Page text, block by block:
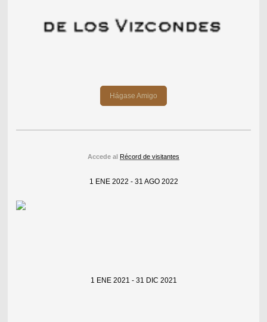
Hágase Amigo
Accede al Récord de visitantes
1 ENE 2022 - 31 AGO 2022
1 ENE 2021 - 31 DIC 2021